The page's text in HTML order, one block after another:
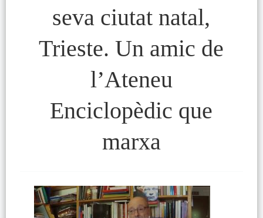
seva ciutat natal,
Trieste. Un amic de
l’Ateneu
Enciclopèdic que
marxa